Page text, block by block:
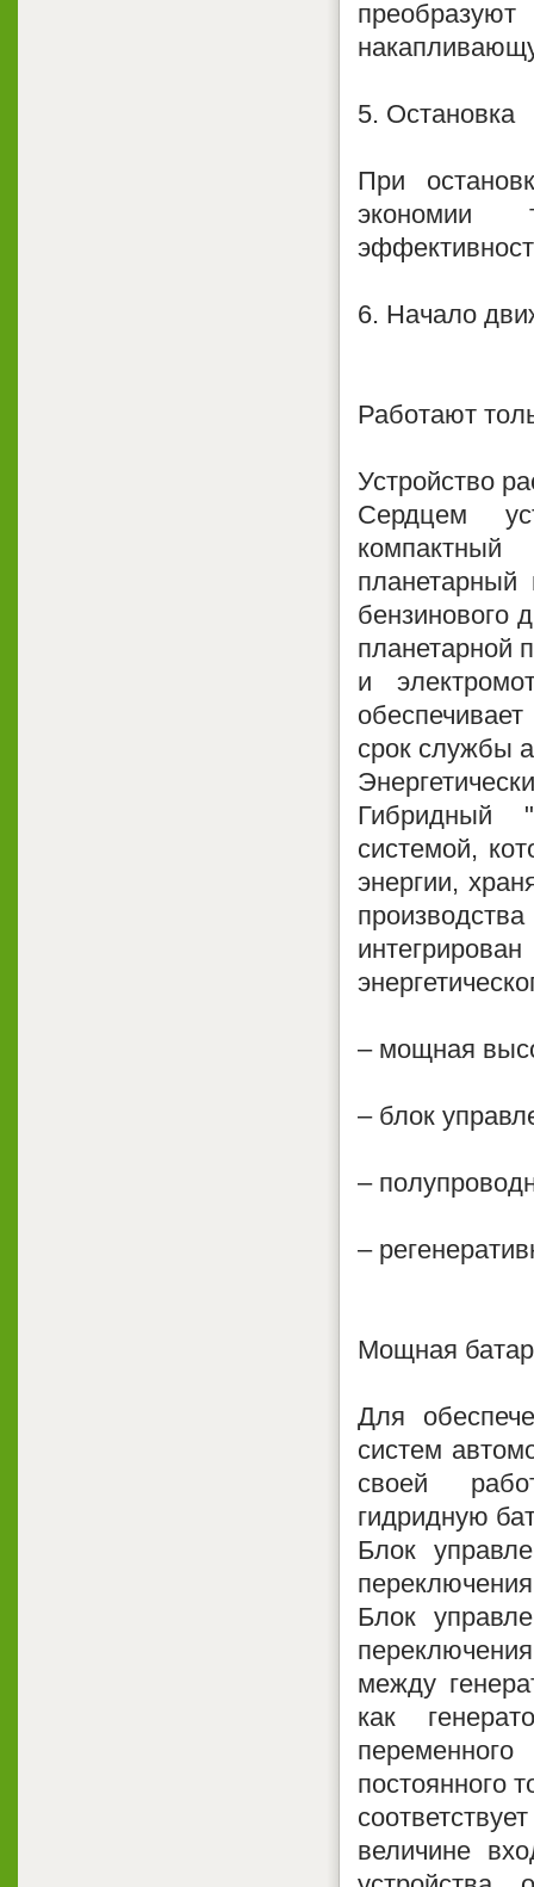
5. Остановка
При
экономии
6. Начало
Работают
Устройство
Сердцем
планетарный
бензинового
планетарной
и
срок службы
Гибридный
системой,
энергии,
– мощная
– блок
–
–
Мощная
Для
систем
своей
гидридную
Блок
переключения
Блок
между
как
переменного
постоянного
величине